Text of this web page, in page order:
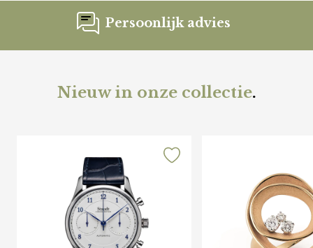
Persoonlijk advies
Nieuw in onze collectie.